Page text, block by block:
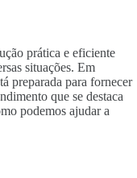
prática e eficiente
situações. Em
preparada para fornecer
que se destaca
podemos ajudar a